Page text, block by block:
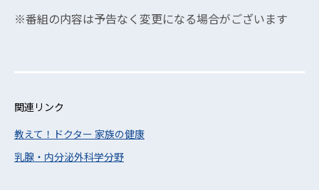
※番組の内容は予告なく変更になる場合がございます
関連リンク
教えて！ドクター 家族の健康
乳腺・内分泌外科学分野